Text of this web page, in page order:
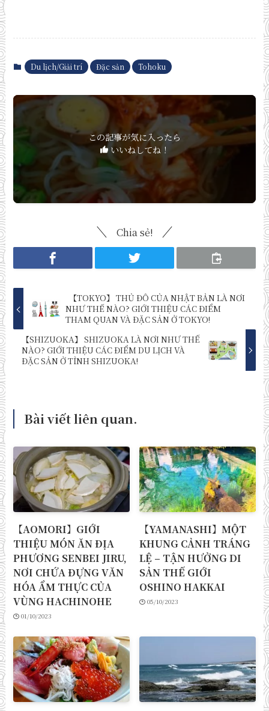
Du lịch/Giải trí Đặc sản Tohoku
この記事が気に入ったら
いいねしてね！
Chia sẻ!
【TOKYO】 THỦ ĐÔ CỦA NHẬT BẢN LÀ NƠI
NHƯ THẾ NÀO? GIỚI THIỆU CÁC ĐIỂM
THAM QUAN VÀ ĐẶC SẢN Ở TOKYO!
【SHIZUOKA】 SHIZUOKA LÀ NƠI NHƯ THẾ
NÀO? GIỚI THIỆU CÁC ĐIỂM DU LỊCH VÀ
ĐẶC SẢN Ở TỈNH SHIZUOKA!
Bài viết liên quan.
【AOMORI】GIỚI
THIỆU MÓN ĂN ĐỊA
PHƯƠNG SENBEI JIRU,
NƠI CHỨA ĐỰNG VĂN
HÓA ẨM THỰC CỦA
VÙNG HACHINOHE
01/10/2023
【YAMANASHI】MỘT
KHUNG CẢNH TRÁNG
LỆ – TẬN HƯỞNG DI
SẢN THẾ GIỚI
OSHINO HAKKAI
05/10/2023